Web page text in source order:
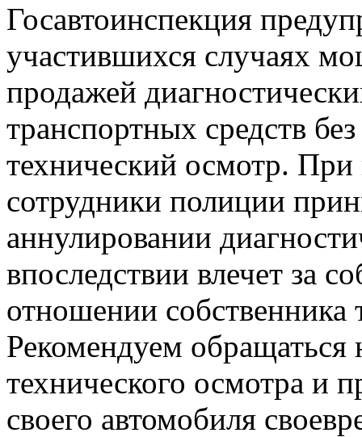
Госавтоинспекция
участившихся случаях
продажей
транспортных средств
технический осмотр.
сотрудники полиции
аннулировании
впоследствии влечет за
отношении собственника
Рекомендуем
технического осмотра и
своего автомобиля